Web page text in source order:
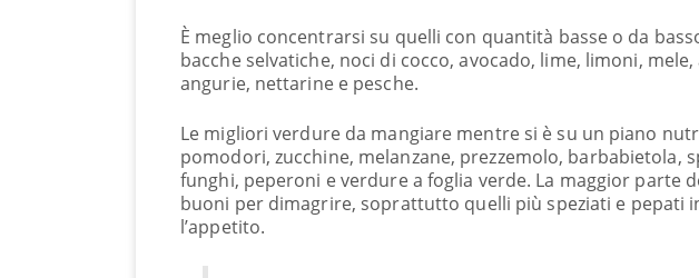
È meglio concentrarsi su quelli con quantità basse o da
bacche selvatiche, noci di cocco, avocado, lime, limoni,
angurie, nettarine e pesche.
Le migliori verdure da mangiare mentre si è su un piano
pomodori, zucchine, melanzane, prezzemolo, barbabietola,
funghi, peperoni e verdure a foglia verde. La maggior parte
buoni per dimagrire, soprattutto quelli più speziati e pepati
l’appetito.